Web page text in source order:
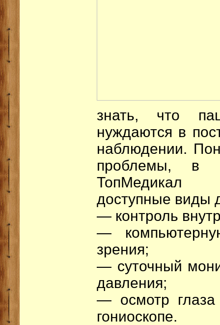
знать, что
нуждаются в
наблюдении.
проблемы, в
ТопМедикал
доступные виды
— контроль
—
зрения;
— суточный
давления;
— осмотр
гониоскопе.